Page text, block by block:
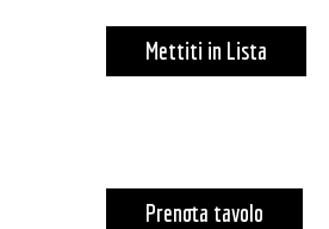
Mettiti in Lista
Prenota tavolo